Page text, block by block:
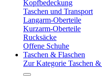
Kopfbedeckung
Taschen und Transport
Langarm-Oberteile
Kurzarm-Oberteile
Rucksäcke
Offene Schuhe
Taschen & Flaschen
Zur Kategorie Taschen &